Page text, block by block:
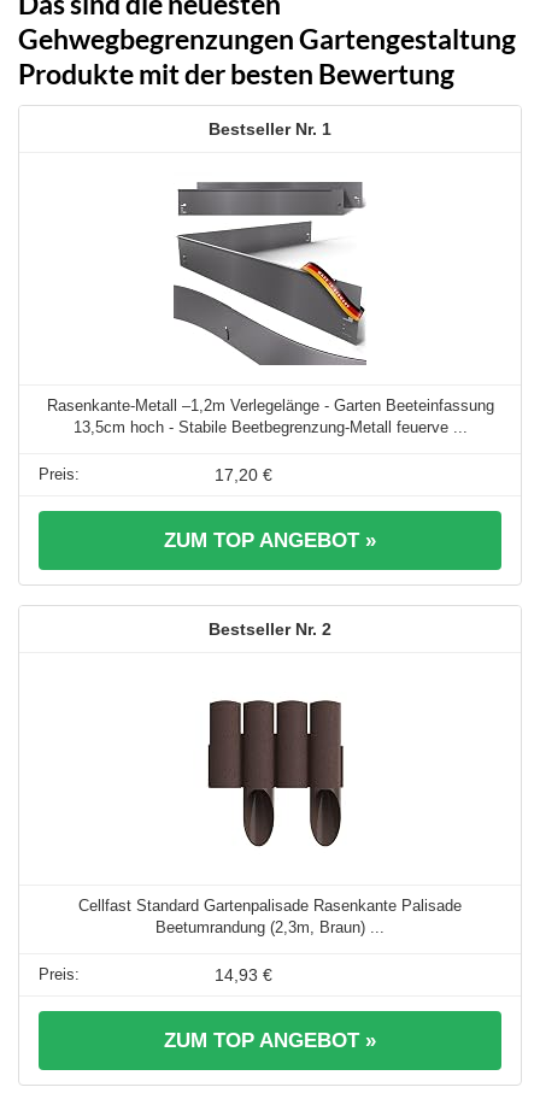
Gehwegbegrenzungen Gartengestaltung
Produkte mit der besten Bewertung
1
Rasenkante-Metall –1,2m Verlegelänge - Garten Beeteinfassung
13,5cm hoch - Stabile Beetbegrenzung-Metall feuerve ...
17,20 €
ZUM TOP ANGEBOT »
2
Cellfast Standard Gartenpalisade Rasenkante Palisade
Beetumrandung (2,3m, Braun) ...
14,93 €
ZUM TOP ANGEBOT »